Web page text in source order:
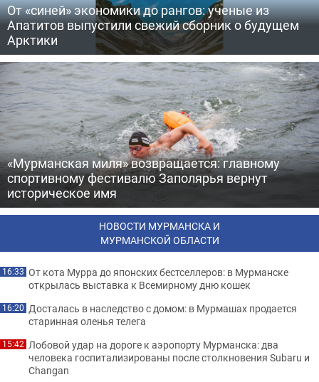
От «синей» экономики до рангов: ученые из
Апатитов выпустили свежий сборник о будущем
Арктики
«Мурманская миля» возвращается: главному
спортивному фестивалю Заполярья вернут
историческое имя
НОВОСТИ МУРМАНСКА И
МУРМАНСКОЙ ОБЛАСТИ
16:33 От кота Мурра до японских бестселлеров: в Мурманске
открылась выставка к Всемирному дню кошек
16:20 Досталась в наследство с домом: в Мурмашах продается
старинная оленья телега
15:42 Лобовой удар на дороге к аэропорту Мурманска: два
человека госпитализированы после столкновения Subaru и
Changan